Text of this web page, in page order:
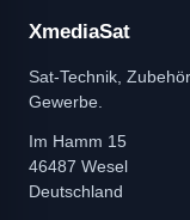
XmediaSat
Sat-Technik,
Gewerbe.
Im Hamm 15
46487 Wesel
Deutschland